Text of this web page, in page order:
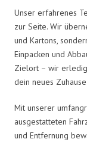
Unser erfahrenes
zur Seite. Wir
und Kartons,
Einpacken und
Zielort – wir
dein neues
Mit unserer
ausgestatteten
und Entfernung